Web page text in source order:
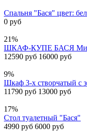
Спальня "Бася" цвет:
0 руб
21%
ШКАФ-КУПЕ БАСЯ
12590 руб 16000 руб
9%
Шкаф 3-х створчатый с
11790 руб 13000 руб
17%
Стол туалетный "Бася"
4990 руб 6000 руб